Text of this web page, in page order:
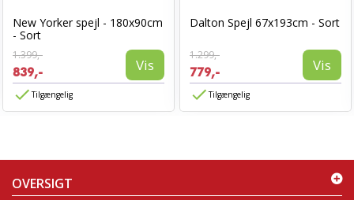
New Yorker spejl - 180x90cm
- Sort
1.399,-
839,- Vis
Tilgængelig
Dalton Spejl 67x193cm - Sort
1.299,-
779,- Vis
Tilgængelig
OVERSIGT